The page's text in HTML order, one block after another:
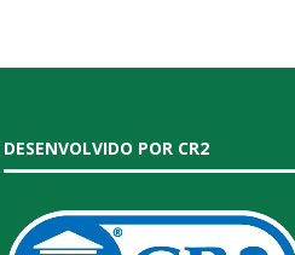
DESENVOLVIDO POR CR2